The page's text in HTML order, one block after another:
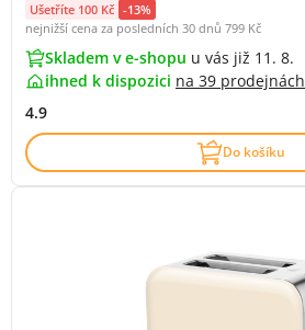
Ušetříte 100 Kč -13%
nejnižší cena za posledních 30 dnů 799 Kč
Skladem v e-shopu u vás již 11. 8.
ihned k dispozici na 39 prodejnách
4.9
Do košíku